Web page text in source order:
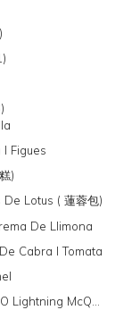
Figues
)
Lotus ( 蓮蓉包)
De Llimona
Cabra I Tomata
Lightning McQ...